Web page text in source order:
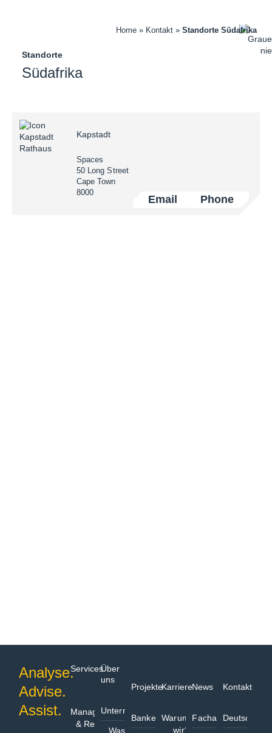
Home » Kontakt » Standorte Südafrika
Standorte
Südafrika
Kapstadt
Spaces
50 Long Street
Cape Town
8000
Email Phone
Analyse.
Advise.
Assist.
Services
Management
& Reporting
Über
uns
Unternehmen
Was
Projekte
Bankensektor
Karriere
Warum
wir?
News
Fachartikel
Kontakt
Deutschland